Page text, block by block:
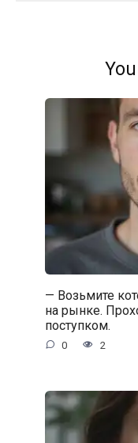
— Возьмите
на рынке.
поступком.
0 2